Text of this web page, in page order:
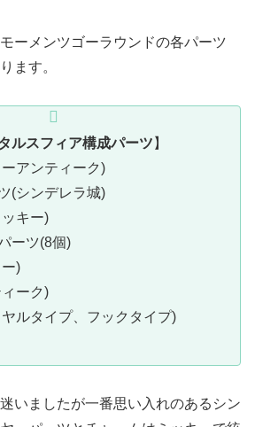
ーメンツゴーラウンドの各パーツ
ます。
ルスフィア構成パーツ 】
アンティーク)
(シンデレラ城)
キー)
ーツ(8個)
)
ーク)
ルタイプ、フックタイプ)
いましたが一番思い入れのあるシン